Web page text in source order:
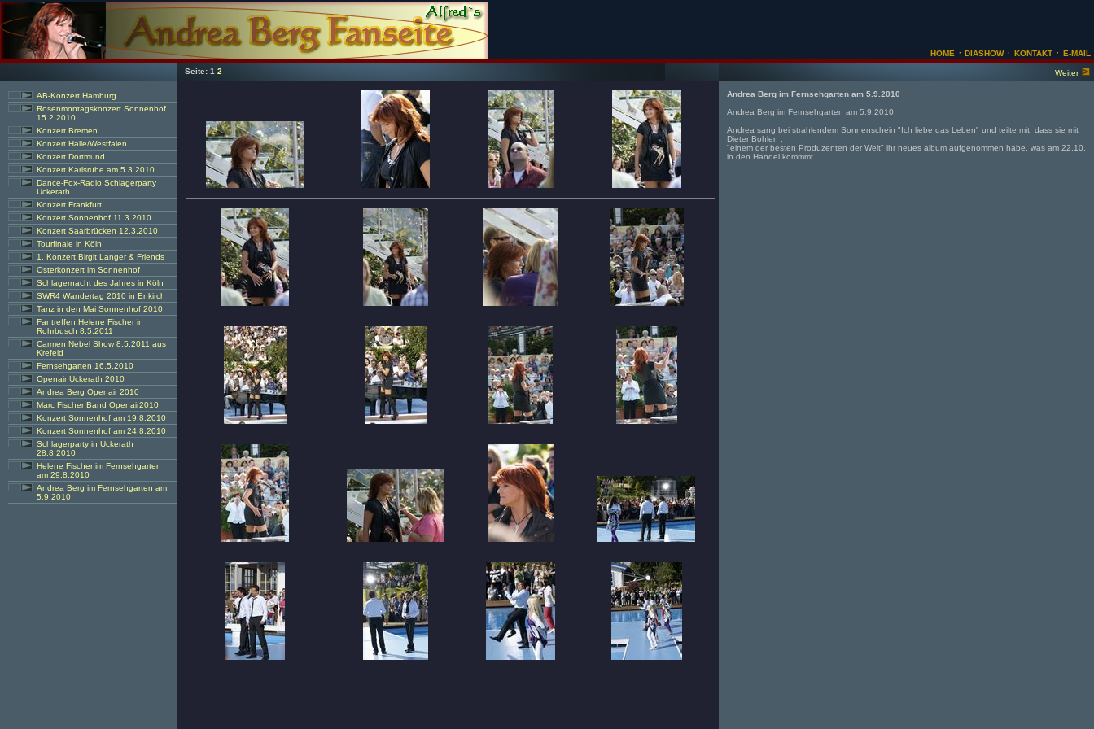
HOME · DIASHOW· KONTAKT · E-MAIL
Seite: 1 2 Weiter
AB-Konzert Hamburg
Rosenmontagskonzert Sonnenhof
15.2.2010
Konzert Bremen
Konzert Halle/Westfalen
Konzert Dortmund
Konzert Karlsruhe am 5.3.2010
Dance-Fox-Radio Schlagerparty
Uckerath
Konzert Frankfurt
Konzert Sonnenhof 11.3.2010
Konzert Saarbrücken 12.3.2010
Tourfinale in Köln
1. Konzert Birgit Langer & Friends
Osterkonzert im Sonnenhof
Schlagernacht des Jahres in Köln
SWR4 Wandertag 2010 in Enkirch
Tanz in den Mai Sonnenhof 2010
Fantreffen Helene Fischer in
Rohrbusch 8.5.2011
Carmen Nebel Show 8.5.2011 aus
Krefeld
Fernsehgarten 16.5.2010
Openair Uckerath 2010
Andrea Berg Openair 2010
Marc Fischer Band Openair2010
Konzert Sonnenhof am 19.8.2010
Konzert Sonnenhof am 24.8.2010
Schlagerparty in Uckerath
28.8.2010
Helene Fischer im Fernsehgarten
am 29.8.2010
Andrea Berg im Fernsehgarten am
5.9.2010
Andrea Berg im Fernsehgarten am 5.9.2010
Andrea Berg im Fernsehgarten am 5.9.2010
Andrea sang bei strahlendem Sonnenschein "Ich liebe das Leben" und teilte mit, dass sie mit
Dieter Bohlen ,
"einem der besten Produzenten der Welt" ihr neues album aufgenommen habe, was am 22.10.
in den Handel kommmt.